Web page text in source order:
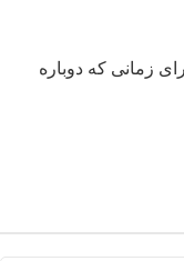
زمانی که دوباره